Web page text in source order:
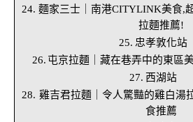
麵家三士｜南港CITYLINK美食,
拉麵推薦!
忠孝敦化站
屯京拉麵｜藏在巷弄中的東區
西湖站
雞吉君拉麵｜令人驚豔的雞白湯
食推薦